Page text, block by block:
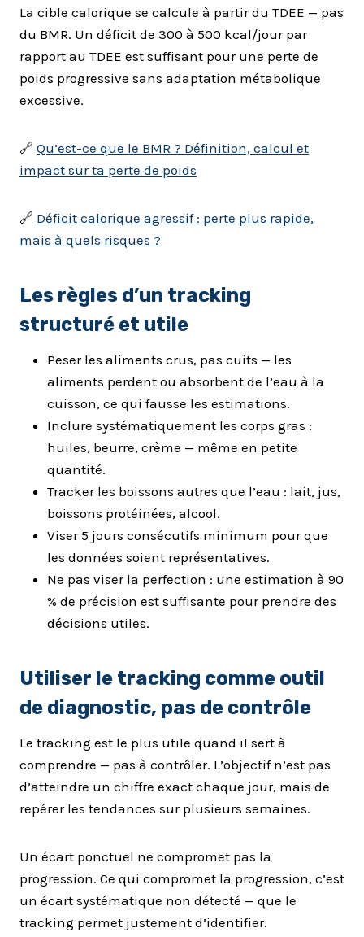
La cible calorique se calcule à partir du TDEE — pas
du BMR. Un déficit de 300 à 500 kcal/jour par
rapport au TDEE est suffisant pour une perte de
poids progressive sans adaptation métabolique
excessive.
🔗 Qu’est-ce que le BMR ? Définition, calcul et
impact sur ta perte de poids
🔗 Déficit calorique agressif : perte plus rapide,
mais à quels risques ?
Les règles d’un tracking
structuré et utile
Peser les aliments crus, pas cuits — les
aliments perdent ou absorbent de l’eau à la
cuisson, ce qui fausse les estimations.
Inclure systématiquement les corps gras :
huiles, beurre, crème — même en petite
quantité.
Tracker les boissons autres que l’eau : lait, jus,
boissons protéinées, alcool.
Viser 5 jours consécutifs minimum pour que
les données soient représentatives.
Ne pas viser la perfection : une estimation à 90
% de précision est suffisante pour prendre des
décisions utiles.
Utiliser le tracking comme outil
de diagnostic, pas de contrôle
Le tracking est le plus utile quand il sert à
comprendre — pas à contrôler. L’objectif n’est pas
d’atteindre un chiffre exact chaque jour, mais de
repérer les tendances sur plusieurs semaines.
Un écart ponctuel ne compromet pas la
progression. Ce qui compromet la progression, c’est
un écart systématique non détecté — que le
tracking permet justement d’identifier.